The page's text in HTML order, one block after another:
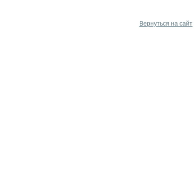
Вернуться на сайт